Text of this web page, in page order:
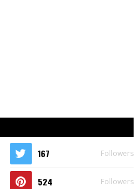
167 Followers
524 Followers